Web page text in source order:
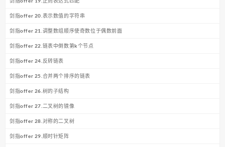
剑指offer 20.表示数值的字符串
剑指offer 21.调整数组顺序使奇数位于偶数前面
剑指offer 22.链表中倒数第k个节点
剑指offer 24.反转链表
剑指offer 25.合并两个排序的链表
剑指offer 26.树的子结构
剑指offer 27.二叉树的镜像
剑指offer 28.对称的二叉树
剑指offer 29.顺时针矩阵